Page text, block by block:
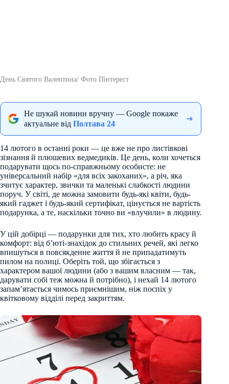
День Святого Валентина/ Фото Пінтерест
Не шукай новини вручну — Google покаже
актуальне від Полтава 24
14 лютого в останні роки — це вже не про листівкові
зізнання й плюшевих ведмедиків. Це день, коли хочеться
подарувати щось по-справжньому особисте: не
універсальний набір «для всіх закоханих», а річ, яка
зчитує характер, звички та маленькі слабкості людини
поруч. У світі, де можна замовити будь-які квіти, будь-
який гаджет і будь-який сертифікат, цінується не вартість
подарунка, а те, наскільки точно ви «влучили» в людину.
У цій добірці — подарунки для тих, хто любить красу й
комфорт: від б’юті-знахідок до стильних речей, які легко
впишуться в повсякденне життя й не припадатимуть
пилом на полиці. Оберіть той, що збігається з
характером вашої людини (або з вашим власним — так,
дарувати собі теж можна й потрібно), і нехай 14 лютого
запам’ятається чимось приємнішим, ніж поспіх у
квітковому відділі перед закриттям.